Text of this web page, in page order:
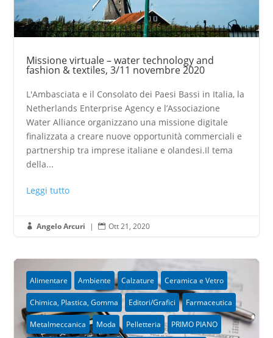
Missione virtuale – water technology and
fashion & textiles, 3/11 novembre 2020
L'Ambasciata e il Consolato dei Paesi Bassi in Italia, la
Netherlands Enterprise Agency e l’Associazione
Water Alliance organizzano una missione digitale
finalizzata a creare nuove opportunità commerciali e
partnership tra imprese italiane e olandesi.Il tema
della...
Leggi tutto
 Angelo Arcuri |  Ott 21, 2020
Alimentare Ambiente Calzature Ceramica e Vetro
Chimica, Plastica, Gomma Editori/Grafici Farmaceutica
Metalmeccanica Moda Pelletteria PRIMO PIANO